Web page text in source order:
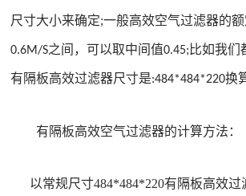
尺寸大小来确定;一般高效空气过滤器的
0.6M/S之间，可以取中间值0.45; 比如我们
有隔板高效过滤器尺寸是:484*484*220换
有隔板高效空气过滤器的计算方法：
以常规尺寸484*484*220有隔板高效过